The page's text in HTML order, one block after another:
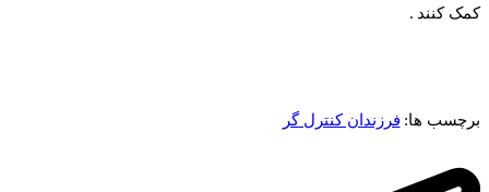
کمک کنند .
برچسب ها: فرزندان کنترل گر